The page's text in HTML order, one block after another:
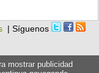
| Síguenos
mostrar publicidad